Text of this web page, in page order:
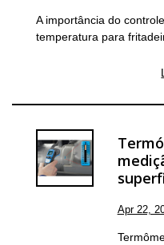
A importância do
temperatura para
Apr 22,